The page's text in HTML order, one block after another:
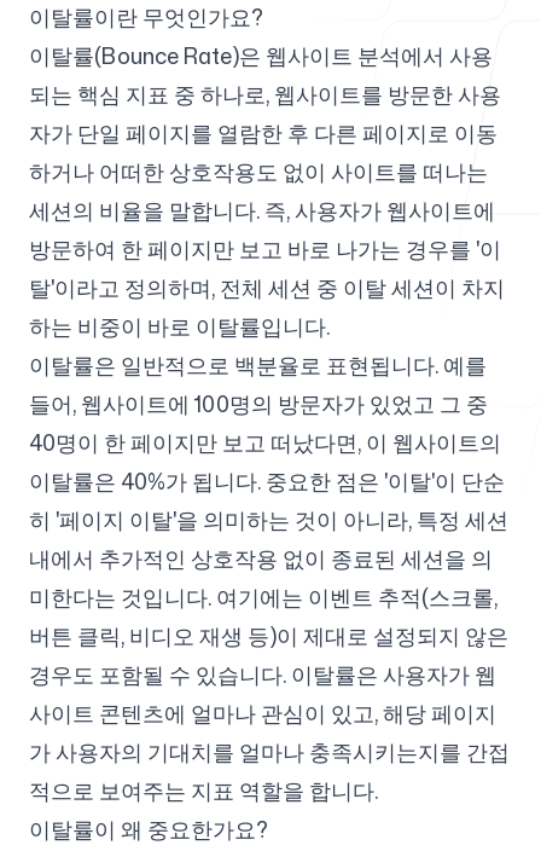
블로그
가격
고객센터
무료 도구
자주 묻는 질문
문의하기
이탈률이란 무엇인가요?
이탈률(Bounce Rate)은 웹사이트 분석에서 사용
되는 핵심 지표 중 하나로, 웹사이트를 방문한 사용
자가 단일 페이지를 열람한 후 다른 페이지로 이동
하거나 어떠한 상호작용도 없이 사이트를 떠나는
세션의 비율을 말합니다. 즉, 사용자가 웹사이트에
방문하여 한 페이지만 보고 바로 나가는 경우를 '이
탈'이라고 정의하며, 전체 세션 중 이탈 세션이 차지
하는 비중이 바로 이탈률입니다.
이탈률은 일반적으로 백분율로 표현됩니다. 예를
들어, 웹사이트에 100명의 방문자가 있었고 그 중
40명이 한 페이지만 보고 떠났다면, 이 웹사이트의
이탈률은 40%가 됩니다. 중요한 점은 '이탈'이 단순
히 '페이지 이탈'을 의미하는 것이 아니라, 특정 세션
내에서 추가적인 상호작용 없이 종료된 세션을 의
미한다는 것입니다. 여기에는 이벤트 추적(스크롤,
버튼 클릭, 비디오 재생 등)이 제대로 설정되지 않은
경우도 포함될 수 있습니다. 이탈률은 사용자가 웹
사이트 콘텐츠에 얼마나 관심이 있고, 해당 페이지
가 사용자의 기대치를 얼마나 충족시키는지를 간접
적으로 보여주는 지표 역할을 합니다.
이탈률이 왜 중요한가요?